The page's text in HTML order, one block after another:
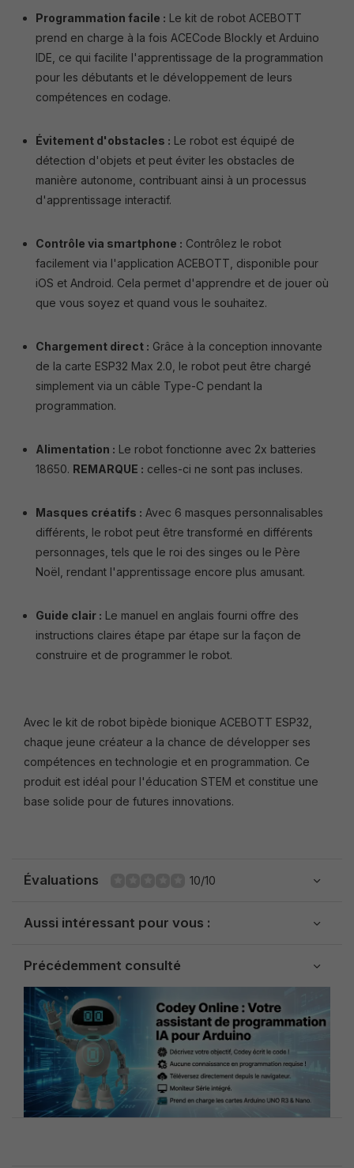
Programmation facile : Le kit de robot ACEBOTT
prend en charge à la fois ACECode Blockly et Arduino
IDE, ce qui facilite l'apprentissage de la programmation
pour les débutants et le développement de leurs
compétences en codage.
Évitement d'obstacles : Le robot est équipé de
détection d'objets et peut éviter les obstacles de
manière autonome, contribuant ainsi à un processus
d'apprentissage interactif.
Contrôle via smartphone : Contrôlez le robot
facilement via l'application ACEBOTT, disponible pour
iOS et Android. Cela permet d'apprendre et de jouer où
que vous soyez et quand vous le souhaitez.
Chargement direct : Grâce à la conception innovante
de la carte ESP32 Max 2.0, le robot peut être chargé
simplement via un câble Type-C pendant la
programmation.
Alimentation : Le robot fonctionne avec 2x batteries
18650. REMARQUE : celles-ci ne sont pas incluses.
Masques créatifs : Avec 6 masques personnalisables
différents, le robot peut être transformé en différents
personnages, tels que le roi des singes ou le Père
Noël, rendant l'apprentissage encore plus amusant.
Guide clair : Le manuel en anglais fourni offre des
instructions claires étape par étape sur la façon de
construire et de programmer le robot.
Avec le kit de robot bipède bionique ACEBOTT ESP32,
chaque jeune créateur a la chance de développer ses
compétences en technologie et en programmation. Ce
produit est idéal pour l'éducation STEM et constitue une
base solide pour de futures innovations.
Évaluations 10/10
Aussi intéressant pour vous :
Précédemment consulté